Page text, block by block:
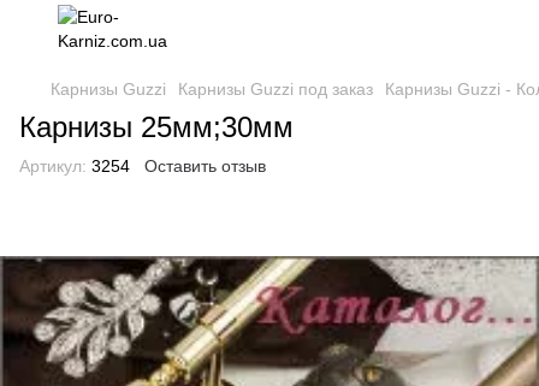
Карнизы Guzzi Карнизы Guzzi под заказ Карнизы Guzzi -
Карнизы 25мм;30мм
Артикул: 3254 Оставить отзыв